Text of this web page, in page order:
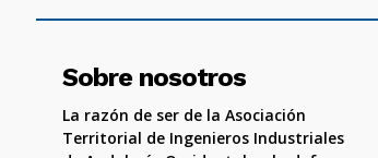
Sobre nosotros
La razón de ser de la Asociación
Territorial de Ingenieros Industriales